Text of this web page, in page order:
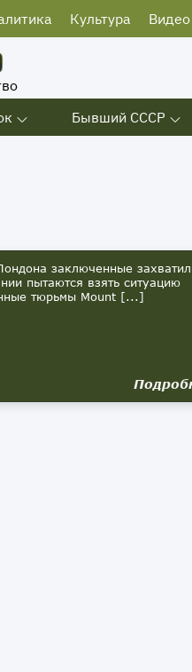
Культура Видео
Бывший СССР
заключенные
пытаются взять ситуацию
тюрьмы Mount [...]